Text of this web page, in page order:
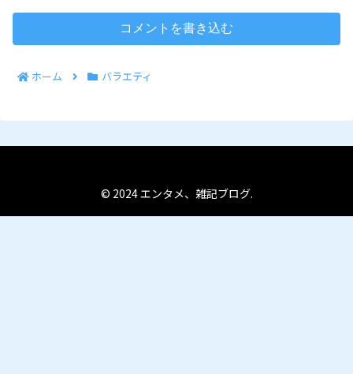
コメントを書き込む
ホーム バラエティ
© 2024 エンタメ、雑記ブログ.